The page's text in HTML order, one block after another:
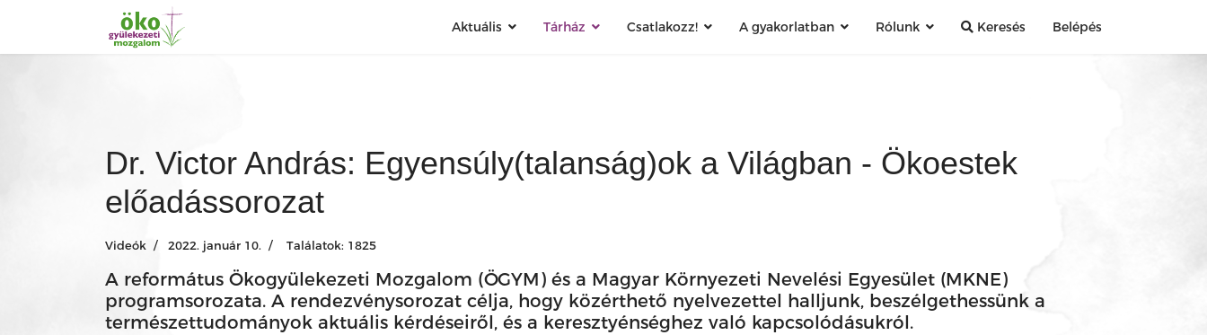
Aktuális Tárház Csatlakozz! A gyakorlatban Rólunk Keresés Belépés
Dr. Victor András: Egyensúly(talanság)ok a Világban - Ökoestek
előadássorozat
Videók 2022. január 10. Találatok: 1825
A református Ökogyülekezeti Mozgalom (ÖGYM) és a Magyar Környezeti Nevelési Egyesület (MKNE)
programsorozata. A rendezvénysorozat célja, hogy közérthető nyelvezettel halljunk, beszélgethessünk a
természettudományok aktuális kérdéseiről, és a keresztyénséghez való kapcsolódásukról.